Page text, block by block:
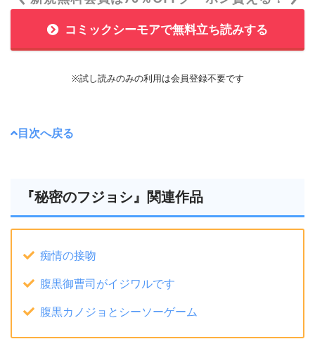
コミックシーモアで無料立ち読みする
※試し読みのみの利用は会員登録不要です
目次へ戻る
『秘密のフジョシ』関連作品
痴情の接吻
腹黒御曹司がイジワルです
腹黒カノジョとシーソーゲーム